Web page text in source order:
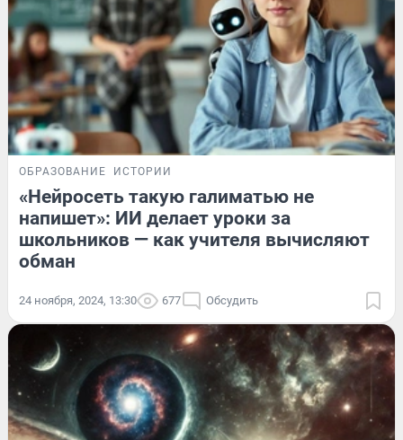
ОБРАЗОВАНИЕ ИСТОРИИ
«Нейросеть такую галиматью не
напишет»: ИИ делает уроки за
школьников — как учителя вычисляют
обман
24 ноября, 2024, 13:30 677 Обсудить